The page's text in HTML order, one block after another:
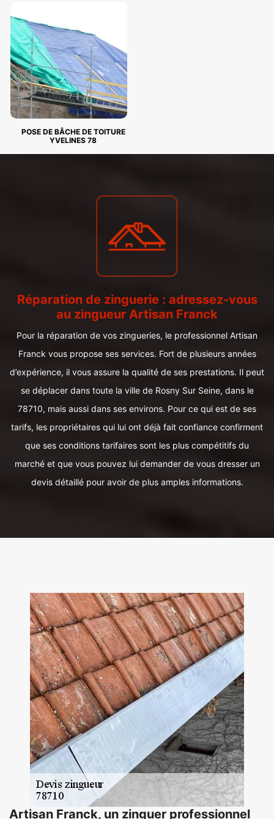
POSE DE BÂCHE DE TOITURE
YVELINES 78
Réparation de zinguerie : adressez-vous
au zingueur Artisan Franck
Pour la réparation de vos zingueries, le professionnel Artisan
Franck vous propose ses services. Fort de plusieurs années
d’expérience, il vous assure la qualité de ses prestations. Il peut
se déplacer dans toute la ville de Rosny Sur Seine, dans le
78710, mais aussi dans ses environs. Pour ce qui est de ses
tarifs, les propriétaires qui lui ont déjà fait confiance confirment
que ses conditions tarifaires sont les plus compétitifs du
marché et que vous pouvez lui demander de vous dresser un
devis détaillé pour avoir de plus amples informations.
Artisan Franck, un zinguer professionnel